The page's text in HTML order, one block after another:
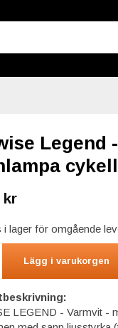
Legend
kr
i lager för omgående
Lägg i varukorgen
LEGEND - Varmvit -